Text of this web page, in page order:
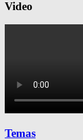
Video
Temas